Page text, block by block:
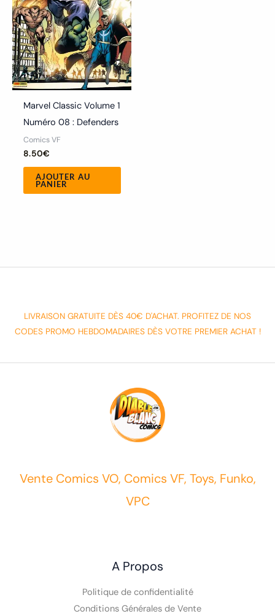
Marvel Classic Volume 1
Numéro 08 : Defenders
Comics VF
8.50€
AJOUTER AU
PANIER
LIVRAISON GRATUITE DÈS 40€ D'ACHAT. PROFITEZ DE NOS
CODES PROMO HEBDOMADAIRES DÈS VOTRE PREMIER ACHAT !
Vente Comics VO, Comics VF, Toys, Funko,
VPC
A Propos
Politique de confidentialité
Conditions Générales de Vente